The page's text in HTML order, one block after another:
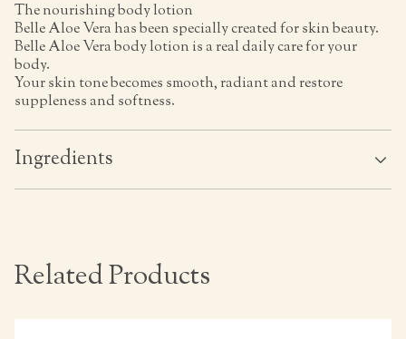
The nourishing body lotion
Belle Aloe Vera has been specially created for skin beauty.
Belle Aloe Vera body lotion is a real daily care for your
body.
Your skin tone becomes smooth, radiant and restore
suppleness and softness.
Ingredients
Related Products